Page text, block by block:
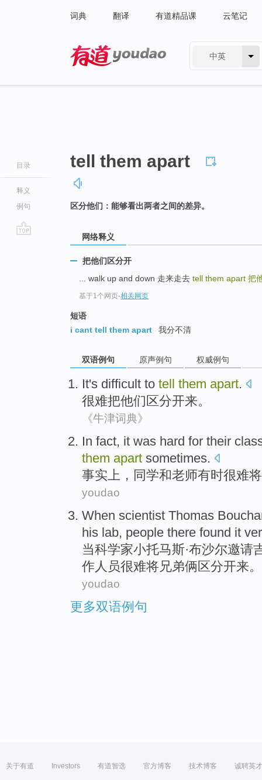
词典 翻译 有道精品课 云笔记
中英
目录
释义
例句
tell them apart
区分他们：能够看出两者之间的差异。
网络释义
把他们区分开
... walk up and down 走来走去 tell them apart 把
基于1个网页-相关网页
短语
i cant tell them apart
我分不清
双语例句 原声例句 权威例句
It's difficult to tell them apart.
很难把他们 区分开来。
《牛津词典》
In fact, it was hard for their
them apart sometimes.
事实上，同学和老师有时很难
youdao
When scientist Thomas
his lab, people there found it
当科学家小托马斯·布沙尔邀请
作人员很难将兄弟俩区分开来。
youdao
更多双语例句
关于有道 Investors 有道智选 官方博客 技术博客 诚聘英才